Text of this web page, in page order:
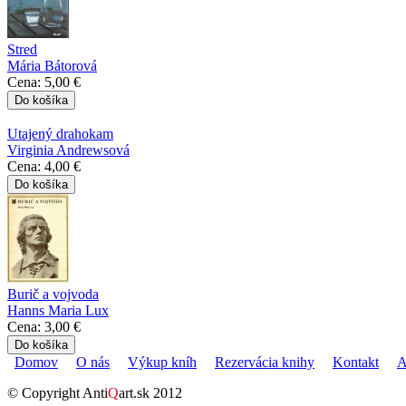
Stred
Mária Bátorová
Cena: 5,00 €
Utajený drahokam
Virginia Andrewsová
Cena: 4,00 €
Burič a vojvoda
Hanns Maria Lux
Cena: 3,00 €
Hlavné menu
Domov O nás Výkup kníh Rezervácia knihy Kontakt
© Copyright AntiQart.sk 2012